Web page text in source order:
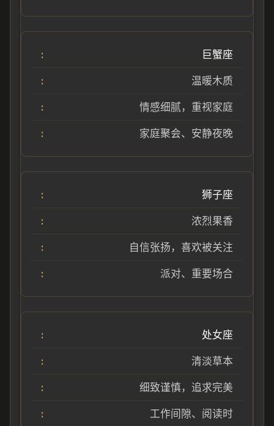
巨蟹座
温暖木质
情感细腻，重视家庭
家庭聚会、安静夜晚
狮子座
浓烈果香
自信张扬，喜欢被关注
派对、重要场合
处女座
清淡草本
细致谨慎，追求完美
工作间隙、阅读时